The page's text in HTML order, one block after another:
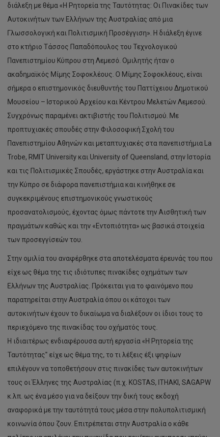
διάλεξη με θέμα «Η Ρητορεία της Ταυτότητας: Οι Πινακίδες των
Αυτοκινήτων των Ελλήνων της Αυστραλίας από μια
Γλωσσολογική και Πολιτισμική Προσέγγιση». Η διάλεξη έγινε
στο κτήριο Τάσσος Παπαδόπουλος του Τεχνολογικού
Πανεπιστημίου Κύπρου στη Λεμεσό. Ομιλητής ήταν ο
ακαδημαϊκός Μίμης Σοφοκλέους. Ο Μίμης Σοφοκλέους, είναι
σήμερα ο επιστημονικός διευθυντής του Παττίχειου Δημοτικού
Μουσείου – Ιστορικού Αρχείου και Κέντρου Μελετών Λεμεσού.
Συγχρόνως παραμένει ακτιβιστής του Πολιτισμού. Με
προπτυχιακές σπουδές στην Φιλοσοφική Σχολή του
Πανεπιστημίου Αθηνών και μεταπτυχιακές στα πανεπιστήμια La
Trobe, RMIT University και University of Queensland, στην Ιστορία
και τις Πολιτισμικές Σπουδές, εργάστηκε στην Αυστραλία και
την Κύπρο σε διάφορα πανεπιστήμια και κινήθηκε σε
συγκεκριμένους επιστημονικούς γνωστικούς
προσανατολισμούς, έχοντας όμως πάντοτε την Αισθητική των
πραγμάτων καθώς και την «Εντοπιότητα» ως βασικά στοιχεία
των προσεγγίσεών του.
Στην ομιλία του αναφέρθηκε στα αποτελέσματα έρευνάς του που
είχε ως θέμα της τις ιδιότυπες πινακίδες οχημάτων των
Ελλήνων της Αυστραλίας. Πρόκειται για το φαινόμενο που
παρατηρείται στην Αυστραλία όπου οι κάτοχοι των
αυτοκινήτων έχουν το δικαίωμα να διαλέξουν οι ίδιοι τους το
περιεχόμενο της πινακίδας του οχήματός τους.
Η ιδιαιτέρως ενδιαφέρουσα αυτή εργασία «Η Ρητορεία της
Ταυτότητας" είχε ως θέμα της, το τι λέξεις έξι ψηφίων
επιλέγουν να τοποθετήσουν στις πινακίδες των αυτοκινήτων
τους οι Έλληνες της Αυστραλίας (π.χ. ΚOSTAS, ITHAKI, SΑGAPW
κ.λπ. ως ένα μέσο για να δείξουν την δική τους εκδοχή
αναφορικά με την ταυτότητά τους μέσα στην πολυπολιτισμική
κοινωνία όπου ζουν. Επιτρέπεται στην Αυστραλία ο κάθε